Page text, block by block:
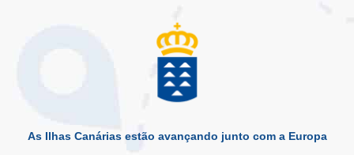
As Ilhas Canárias estão avançando junto com a Europa